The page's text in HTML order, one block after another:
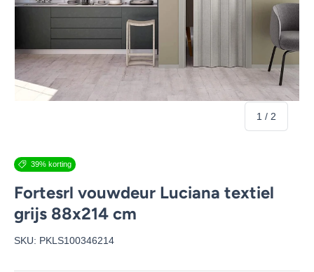
1 / van
2
39% korting
Fortesrl vouwdeur Luciana textiel
grijs 88x214 cm
SKU: PKLS100346214